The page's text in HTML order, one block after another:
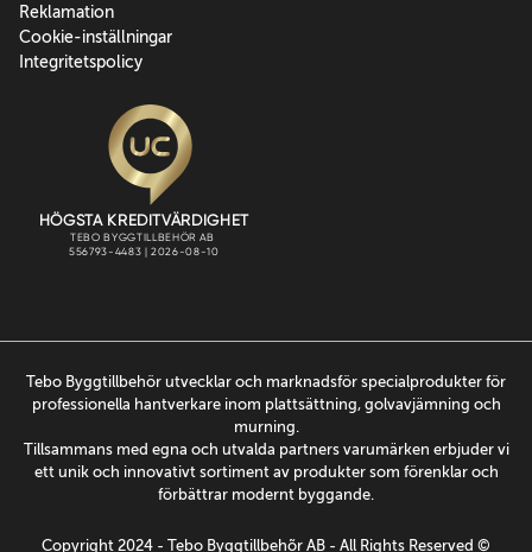
Reklamation
Cookie-inställningar
Integritetspolicy
Tebo Byggtillbehör utvecklar och marknadsför specialprodukter för
professionella hantverkare inom plattsättning, golvavjämning och
murning.
Tillsammans med egna och utvalda partners varumärken erbjuder vi
ett unik och innovativt sortiment av produkter som förenklar och
förbättrar modernt byggande.
Copyright 2024 - Tebo Byggtillbehõr AB - All Rights Reserved ©